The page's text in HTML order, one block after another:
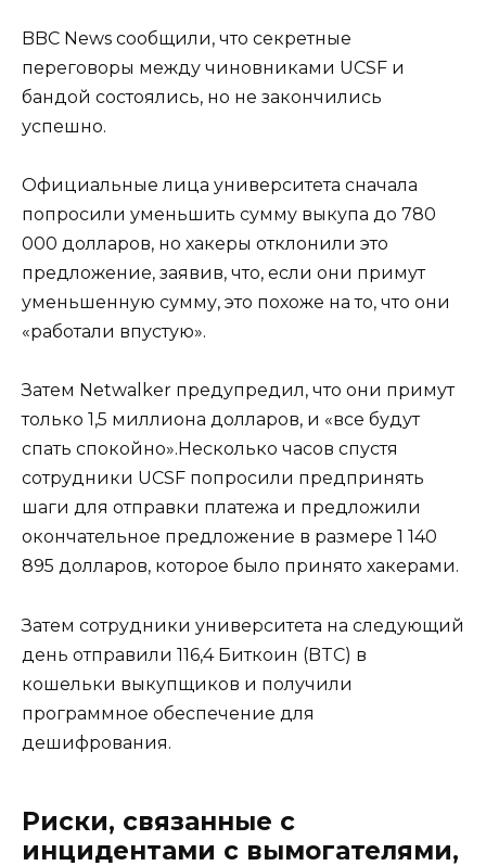
BBC News сообщили, что секретные
переговоры между чиновниками UCSF и
бандой состоялись, но не закончились
успешно.
Официальные лица университета сначала
попросили уменьшить сумму выкупа до 780
000 долларов, но хакеры отклонили это
предложение, заявив, что, если они примут
уменьшенную сумму, это похоже на то, что они
«работали впустую».
Затем Netwalker предупредил, что они примут
только 1,5 миллиона долларов, и «все будут
спать спокойно».Несколько часов спустя
сотрудники UCSF попросили предпринять
шаги для отправки платежа и предложили
окончательное предложение в размере 1 140
895 долларов, которое было принято хакерами.
Затем сотрудники университета на следующий
день отправили 116,4 Биткоин (BTC) в
кошельки выкупщиков и получили
программное обеспечение для
дешифрования.
Риски, связанные с
инцидентами с вымогателями,